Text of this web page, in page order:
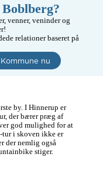
venner, veninder og
relationer baseret på
nu
by. I Hinnerup er
der bærer præg af
god mulighed for at
tur i skoven ikke er
der nemlig også
stiger.